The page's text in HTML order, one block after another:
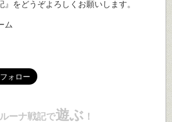
をどうぞよろしくお願いします。
ム
ーナ戦記で遊ぶ ！